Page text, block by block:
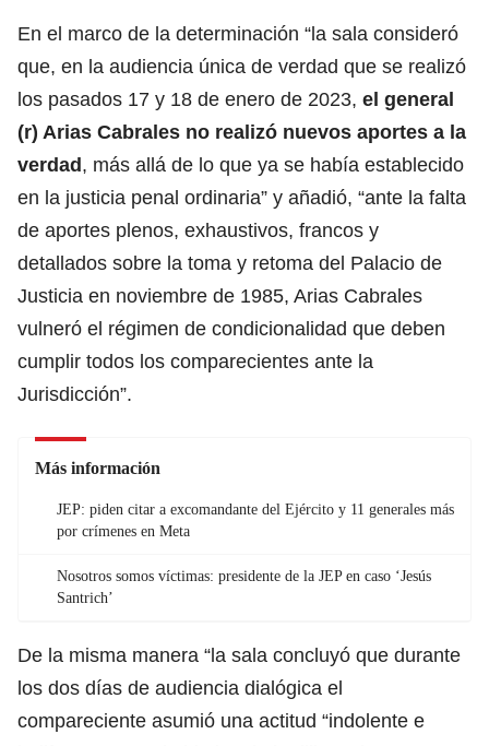
En el marco de la determinación “la sala consideró
que, en la audiencia única de verdad que se realizó
los pasados 17 y 18 de enero de 2023, el general
(r) Arias Cabrales no realizó nuevos aportes a la
verdad, más allá de lo que ya se había establecido
en la justicia penal ordinaria” y añadió, “ante la falta
de aportes plenos, exhaustivos, francos y
detallados sobre la toma y retoma del Palacio de
Justicia en noviembre de 1985, Arias Cabrales
vulneró el régimen de condicionalidad que deben
cumplir todos los comparecientes ante la
Jurisdicción”.
Más información
JEP: piden citar a excomandante del Ejército y 11 generales más
por crímenes en Meta
Nosotros somos víctimas: presidente de la JEP en caso ‘Jesús
Santrich’
De la misma manera “la sala concluyó que durante
los dos días de audiencia dialógica el
compareciente asumió una actitud “indolente e